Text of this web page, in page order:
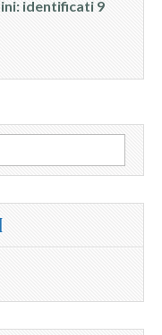
identificati 9